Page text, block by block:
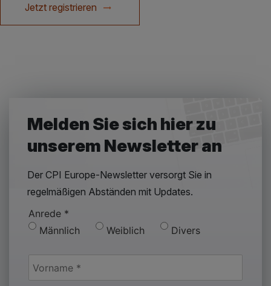
Jetzt registrieren
Melden Sie sich hier zu
unserem Newsletter an
Der CPI Europe-Newsletter versorgt Sie in
regelmäßigen Abständen mit Updates.
Anrede *
Männlich
Weiblich Divers